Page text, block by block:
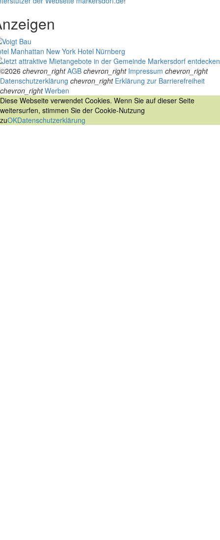
Manhattan New York Hotel Nürnberg
©2026 chevron_right AGB chevron_right Impressum chevron_right
Datenschutzerklärung chevron_right Erklärung zur Barrierefreiheit
chevron_right Werben
Diese Webseite verwendet Cookies. Wenn Sie auf dieser Seite
weitersurfen, stimmen Sie der Cookie-Nutzung
zuOKDatenschutzerklärung